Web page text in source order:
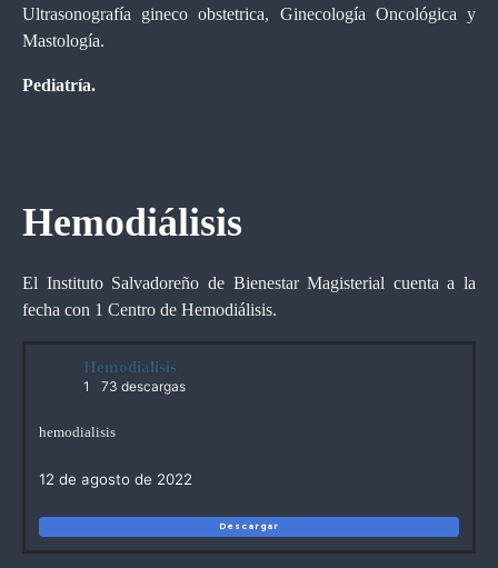
Ultrasonografía gineco obstetrica, Ginecología Oncológica y
Mastología.
Pediatría.
Hemodiálisis
El Instituto Salvadoreño de Bienestar Magisterial cuenta a la
fecha con 1 Centro de Hemodiálisis.
Hemodialisis
1 73 descargas
hemodialisis
12 de agosto de 2022
Descargar